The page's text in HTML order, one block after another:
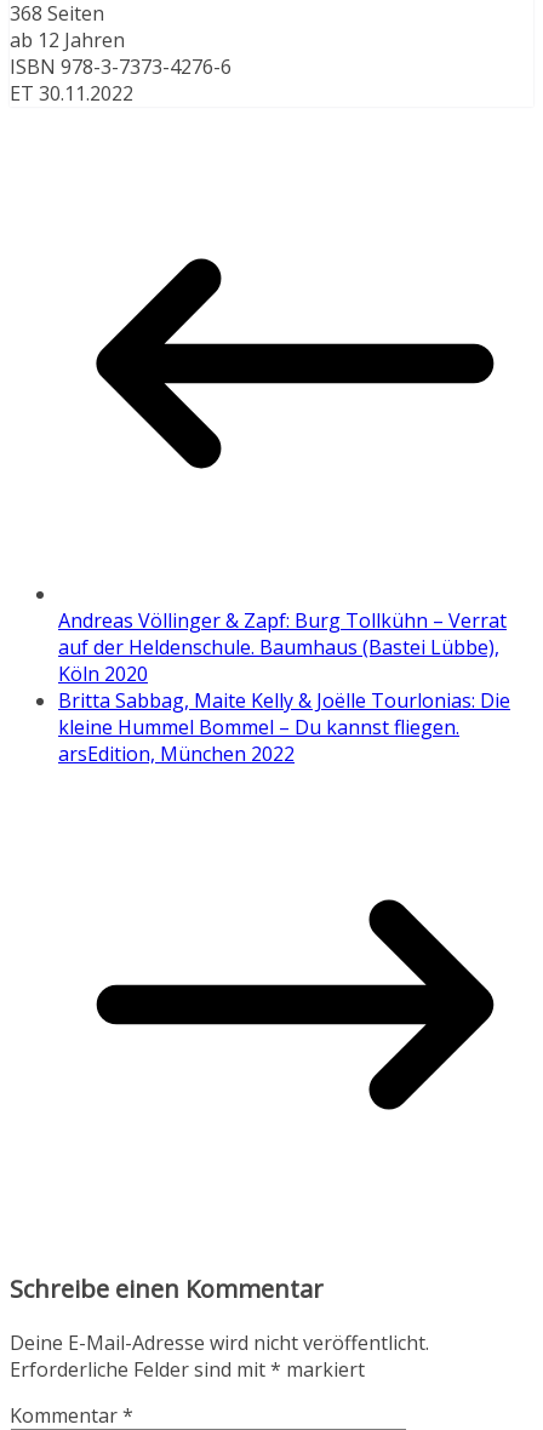
368 Seiten
ab 12 Jahren
ISBN 978-3-7373-4276-6
ET 30.11.2022
Andreas Völlinger & Zapf: Burg Tollkühn – Verrat
auf der Heldenschule. Baumhaus (Bastei Lübbe),
Köln 2020
Britta Sabbag, Maite Kelly & Joëlle Tourlonias: Die
kleine Hummel Bommel – Du kannst fliegen.
arsEdition, München 2022
Schreibe einen Kommentar
Deine E-Mail-Adresse wird nicht veröffentlicht.
Erforderliche Felder sind mit* markiert
Kommentar*